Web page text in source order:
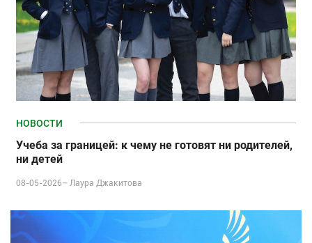
НОВОСТИ
Учеба за границей: к чему не готовят ни родителей,
ни детей
08-05-2026–Лаура Джакитова